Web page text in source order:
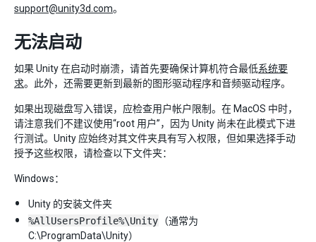
support@unity3d.com。
无法启动
如果 Unity 在启动时崩溃，请首先要确保计算机符合最低系统要
求。此外，还需要更新到最新的图形驱动程序和音频驱动程序。
如果出现磁盘写入错误，应检查用户帐户限制。在 MacOS 中时，
请注意我们不建议使用“root 用户”，因为 Unity 尚未在此模式下进
行测试。Unity 应始终对其文件夹具有写入权限，但如果选择手动
授予这些权限，请检查以下文件夹：
Windows：
Unity 的安装文件夹
%AllUsersProfile%\Unity （通常为
C:\ProgramData\Unity）